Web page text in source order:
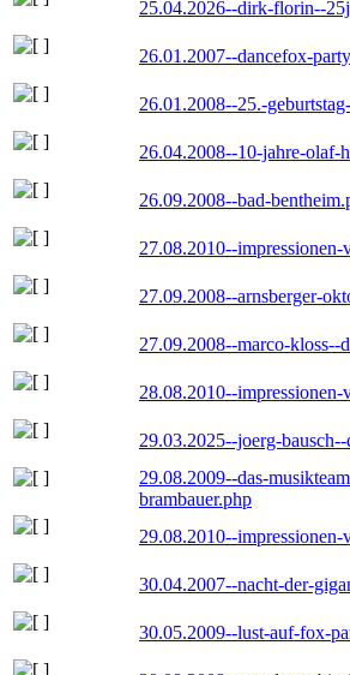
25.04.2026--dirk-florin--
26.01.2007--dancefox-
26.01.2008--25.-
26.04.2008--10-jahre-olaf-
26.09.2008--bad-
27.08.2010--
27.09.2008--arnsberger-
27.09.2008--marco-kloss--
28.08.2010--
29.03.2025--joerg-
29.08.2009--das-
brambauer.php
29.08.2010--
30.04.2007--nacht-der-
30.05.2009--lust-auf-fox-